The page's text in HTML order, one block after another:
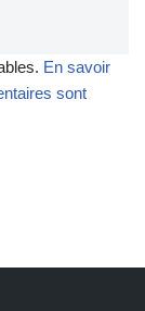
En savoir
sont